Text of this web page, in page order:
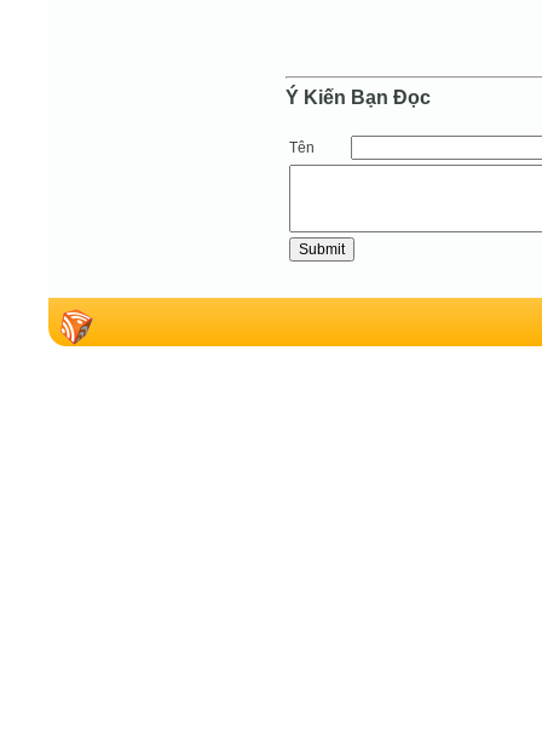
Ý Kiến Bạn Ðọc
Tên